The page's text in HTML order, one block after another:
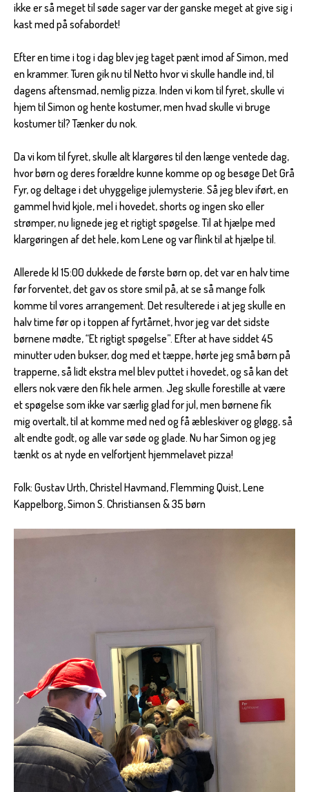
ikke er så meget til søde sager var der ganske meget at give sig i
kast med på sofabordet!
Efter en time i tog i dag blev jeg taget pænt imod af Simon, med
en krammer. Turen gik nu til Netto hvor vi skulle handle ind, til
dagens aftensmad, nemlig pizza. Inden vi kom til fyret, skulle vi
hjem til Simon og hente kostumer, men hvad skulle vi bruge
kostumer til? Tænker du nok.
Da vi kom til fyret, skulle alt klargøres til den længe ventede dag,
hvor børn og deres forældre kunne komme op og besøge Det Grå
Fyr, og deltage i det uhyggelige julemysterie. Så jeg blev iført, en
gammel hvid kjole, mel i hovedet, shorts og ingen sko eller
strømper, nu lignede jeg et rigtigt spøgelse. Til at hjælpe med
klargøringen af det hele, kom Lene og var flink til at hjælpe til.
Allerede kl 15:00 dukkede de første børn op, det var en halv time
før forventet, det gav os store smil på, at se så mange folk
komme til vores arrangement. Det resulterede i at jeg skulle en
halv time før op i toppen af fyrtårnet, hvor jeg var det sidste
børnene mødte, “Et rigtigt spøgelse”. Efter at have siddet 45
minutter uden bukser, dog med et tæppe, hørte jeg små børn på
trapperne, så lidt ekstra mel blev puttet i hovedet, og så kan det
ellers nok være den fik hele armen. Jeg skulle forestille at være
et spøgelse som ikke var særlig glad for jul, men børnene fik
mig overtalt, til at komme med ned og få æbleskiver og gløgg, så
alt endte godt, og alle var søde og glade. Nu har Simon og jeg
tænkt os at nyde en velfortjent hjemmelavet pizza!
Folk: Gustav Urth, Christel Havmand, Flemming Quist, Lene
Kappelborg, Simon S. Christiansen & 35 børn